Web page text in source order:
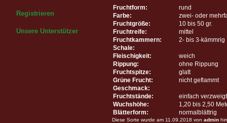
Registrieren
Unsere Unterstützer
Fruchtform:
rund
Farbe:
zwei- oder
Fruchtgröße:
10 bis 50 gr.
Fruchtreife:
mittel
Fruchtkammern:
2- bis 3-kämmrig
Schale:
Fleischigkeit:
weich
Rippung:
ohne Rippung
Fruchtspitze:
glatt
Grüne Frucht:
nicht geflammt
Geschmack:
Fruchtstände:
einfach verzweigt
Wuchshöhe:
1,20 bis 2,50
Blätterform:
normalblättrig
Diese Sorte wurde am 11.09.2018 von admin